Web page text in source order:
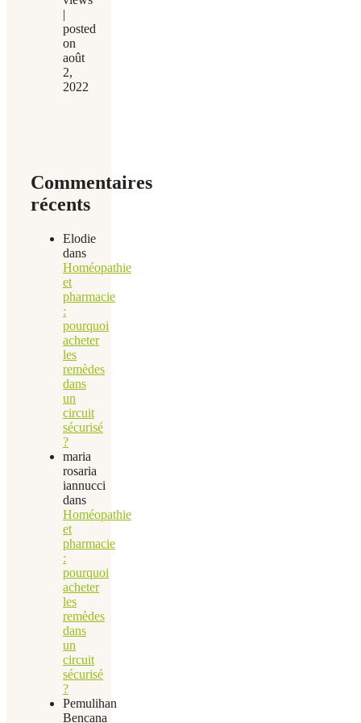
|
posted
on
août
2,
2022
Commentaires
récents
Elodie
dans
Homéopathie
et
pharmacie
:
pourquoi
acheter
les
remèdes
dans
un
circuit
sécurisé
?
maria
rosaria
iannucci
dans
Homéopathie
et
pharmacie
:
pourquoi
acheter
les
remèdes
dans
un
circuit
sécurisé
?
Pemulihan
Bencana